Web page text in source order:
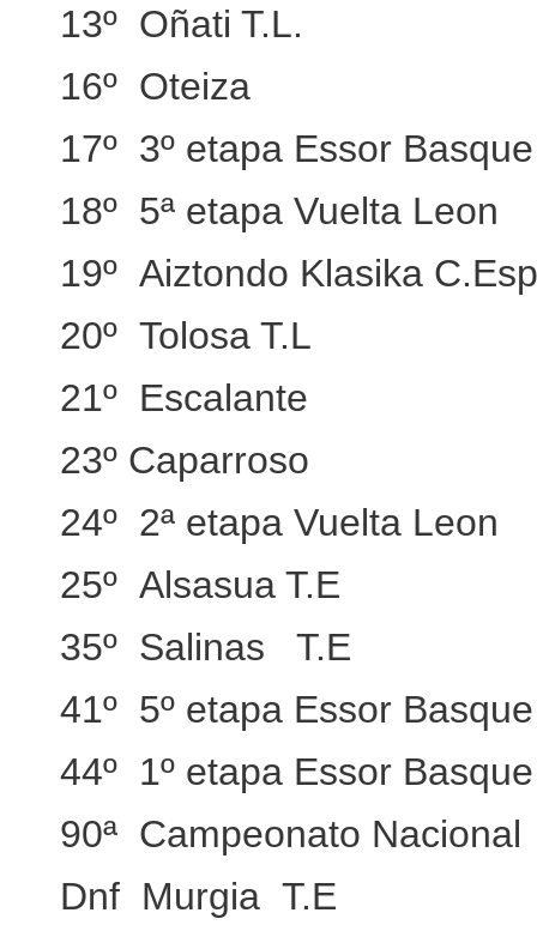
13º Oñati T.L.
16º Oteiza
17º 3º etapa Essor Basque
18º 5ª etapa Vuelta Leon
19º Aiztondo Klasika
20º Tolosa T.L
21º Escalante
23º Caparroso
24º 2ª etapa Vuelta Leon
25º Alsasua T.E
35º Salinas T.E
41º 5º etapa Essor Basque
44º 1º etapa Essor Basque
90ª Campeonato Nacional
Dnf Murgia T.E